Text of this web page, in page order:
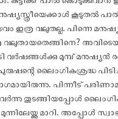
കൂടുതൽ
ഇത്ര വലുതല്ല. പിന്നെ
വർഷങ്ങൾക്കു മുമ്പ് മനുഷ്യൻ
ലൈംഗികശ്രദ്ധ
പിന്നീട്
തുടങ്ങിയപ്പോൾ
മാറി. അപ്പോൾ